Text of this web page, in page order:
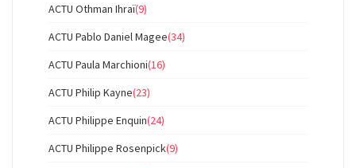
ACTU Othman Ihraï(9)
ACTU Pablo Daniel Magee(34)
ACTU Paula Marchioni(16)
ACTU Philip Kayne(23)
ACTU Philippe Enquin(24)
ACTU Philippe Rosenpick(9)